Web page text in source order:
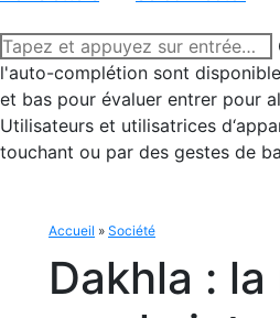
Recherche
:l'auto-complétion sont
et bas pour évaluer entrer pour
Utilisateurs et utilisatrices
touchant ou par des gestes de
Accueil » Société
Dakhla :